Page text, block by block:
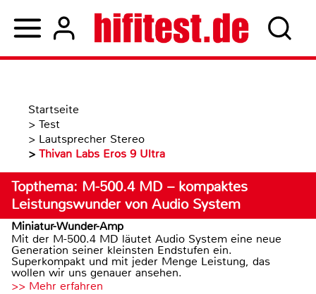
Startseite
> Test
> Lautsprecher Stereo
> Thivan Labs Eros 9 Ultra
Topthema: M-500.4 MD – kompaktes
Leistungswunder von Audio System
Miniatur-Wunder-Amp
Mit der M-500.4 MD läutet Audio System eine neue
Generation seiner kleinsten Endstufen ein.
Superkompakt und mit jeder Menge Leistung, das
wollen wir uns genauer ansehen.
>> Mehr erfahren